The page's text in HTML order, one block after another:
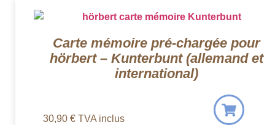
Carte mémoire pré-chargée pour
hörbert – Kunterbunt (allemand et
international)
30,90 € TVA inclus